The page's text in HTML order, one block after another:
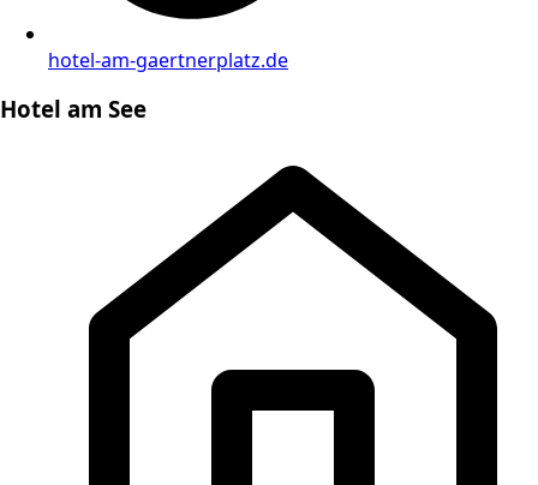
hotel-am-gaertnerplatz.de
Hotel am See